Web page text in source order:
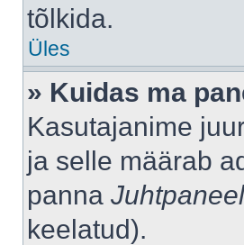
tõlkida.
Üles
» Kuidas ma
Kasutajanime
ja selle määrab
panna Juhtpaneel
keelatud).